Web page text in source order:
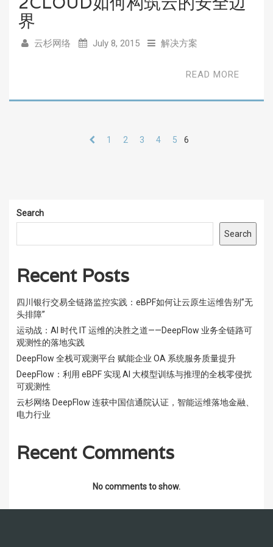
界
云杉网络 July 8, 2015 解决方案
READ MORE
1 2 3 4 5 6
Search
Search
Recent Posts
四川银行交易全链路监控实践：eBPF如何让云原生运维告别”无
头排障”
运动战：AI 时代 IT 运维的决胜之道——DeepFlow 业务全链路可
观测性的落地实践
DeepFlow 全栈可观测平台 赋能企业 OA 系统服务质量提升
DeepFlow：利用 eBPF 实现 AI 大模型训练与推理的全栈零侵扰
可观测性
云杉网络 DeepFlow 连获中国信通院认证，智能运维落地金融、
电力行业
Recent Comments
No comments to show.